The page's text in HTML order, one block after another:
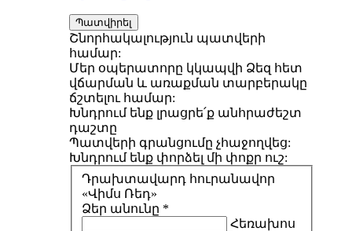
Պատվիրել
Շնորհակալություն պատվերի
համար:
Մեր օպերատորը կկապվի Ձեզ հետ
վճարման և առաքման տարբերակը
ճշտելու համար:
Խնդրում ենք լրացրե՛ք անհրաժեշտ
դաշտը
Պատվերի գրանցումը չհաջողվեց:
Խնդրում ենք փորձել մի փոքր ուշ:
Դրախտավարդ հուրանավոր
«Վիմս Ռեդ»
Ձեր անունը *
Հեռախոս